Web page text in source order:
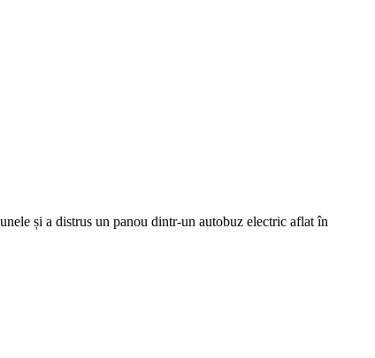
și a distrus un panou dintr-un autobuz electric aflat în